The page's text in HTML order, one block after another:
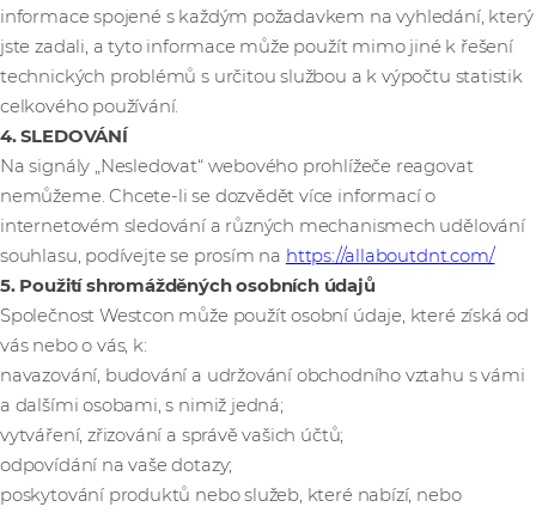
informace spojené s každým požadavkem na vyhledání, který
jste zadali, a tyto informace může použít mimo jiné k řešení
technických problémů s určitou službou a k výpočtu statistik
celkového používání.
4. SLEDOVÁNÍ
Na signály „Nesledovat“ webového prohlížeče reagovat
nemůžeme. Chcete-li se dozvědět více informací o
internetovém sledování a různých mechanismech udělování
souhlasu, podívejte se prosím na https://allaboutdnt.com/
5. Použití shromážděných osobních údajů
Společnost Westcon může použít osobní údaje, které získá od
vás nebo o vás, k:
navazování, budování a udržování obchodního vztahu s vámi
a dalšími osobami, s nimiž jedná;
vytváření, zřizování a správě vašich účtů;
odpovídání na vaše dotazy;
poskytování produktů nebo služeb, které nabízí, nebo